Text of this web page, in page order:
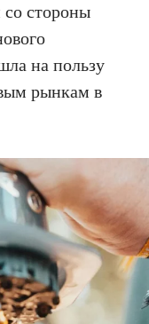
со стороны
на пользу
рынкам в